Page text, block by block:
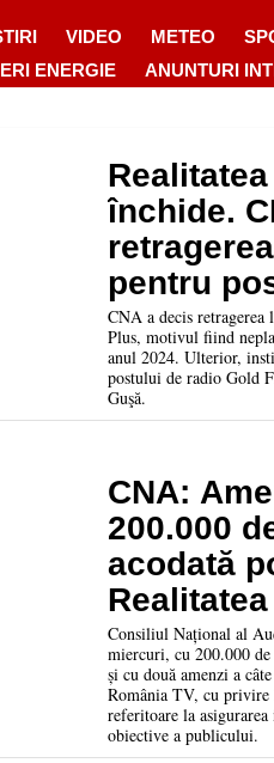
VIDEO METEO
ENERGIE
ANUNTURI
închide.
pentru
CNA a decis retragerea
Plus, motivul fiind
anul 2024. Ulterior,
postului de radio Gold
Guşă.
CNA:
200.000
acodată
mai fost
România
amenzi a
de lei
Consiliul Național al
miercuri, cu 200.000
și cu două amenzi a
România TV, cu
referitoare la
obiective a publicului.